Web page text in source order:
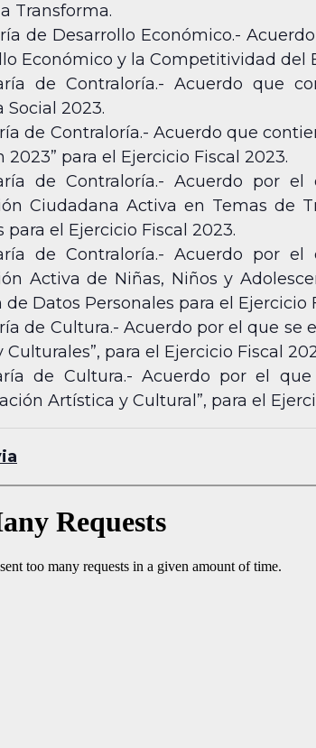
Transforma.
de Desarrollo Económico.-
Económico y la Competitividad del
de Contraloría.- Acuerdo que
Social 2023.
de Contraloría.- Acuerdo que
2023” para el Ejercicio Fiscal 2023.
de Contraloría.- Acuerdo por
Ciudadana Activa en Temas de
para el Ejercicio Fiscal 2023.
de Contraloría.- Acuerdo por
Activa de Niñas, Niños y
de Datos Personales para el Ejercicio
de Cultura.- Acuerdo por el que se
Culturales”, para el Ejercicio Fiscal
de Cultura.- Acuerdo por el
Artística y Cultural”, para el